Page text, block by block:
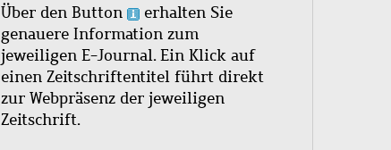
Über den Button
erhalten Sie
genauere Information zum
jeweiligen E-Journal. Ein Klick auf
einen Zeitschriftentitel führt direkt
zur Webpräsenz der jeweiligen
Zeitschrift.